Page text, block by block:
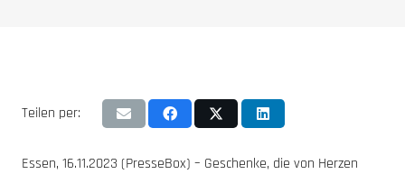
Teilen per:
Essen, 16.11.2023 (PresseBox) – Geschenke, die von Herzen